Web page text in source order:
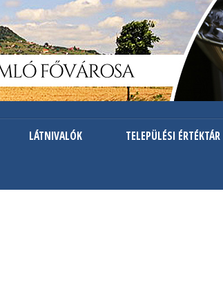
LÁTNIVALÓK TELEPÜLÉSI ÉRTÉKTÁR